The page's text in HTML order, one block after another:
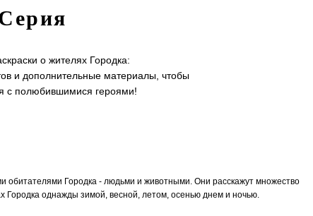
о жителях Городка:
и дополнительные материалы, чтобы
с полюбившимися героями!
обитателями Городка - людьми и животными. Они расскажут множество
Городка однажды зимой, весной, летом, осенью днем и ночью.